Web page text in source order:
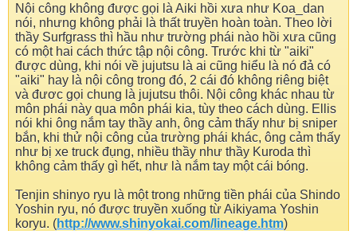
Nội công không được gọi là Aiki hồi xưa như Koa_dan
nói, nhưng không phải là thất truyền hoàn toàn. Theo lời
thầy Surfgrass thì hầu như trường phái nào hồi xưa cũng
có một hai cách thức tập nội công. Trước khi từ "aiki"
được dùng, khi nói về jujutsu là ai cũng hiểu là nó đả có
"aiki" hay là nội công trong đó, 2 cái đó không riêng biệt
và đươc gọi chung là jujutsu thôi. Nội công khác nhau từ
môn phái này qua môn phái kia, tùy theo cách dùng. Ellis
nói khi ông nắm tay thầy anh, ông cảm thấy như bị sniper
bắn, khi thử nội công của trường phái khác, ông cảm thấy
như bị xe truck đụng, nhiều thầy như thầy Kuroda thì
không cảm thấy gì hết, như là nắm tay một cái bóng.
Tenjin shinyo ryu là một trong những tiền phái của Shindo
Yoshin ryu, nó được truyền xuống từ Aikiyama Yoshin
koryu. (http://www.shinyokai.com/lineage.htm)